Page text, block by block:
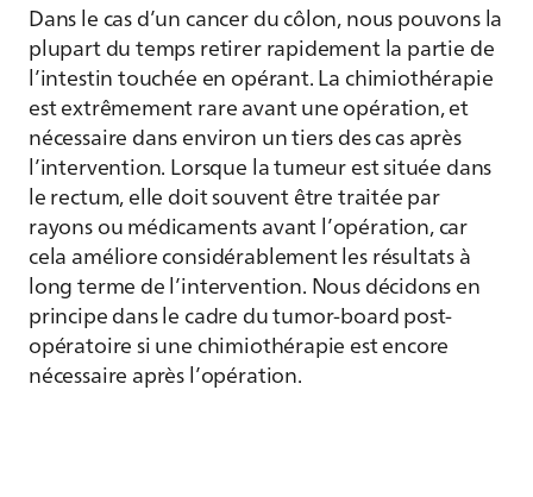
Dans le cas d’un cancer du côlon, nous pouvons la
plupart du temps retirer rapidement la partie de
l’intestin touchée en opérant. La chimiothérapie
est extrêmement rare avant une opération, et
nécessaire dans environ un tiers des cas après
l’intervention. Lorsque la tumeur est située dans
le rectum, elle doit souvent être traitée par
rayons ou médicaments avant l’opération, car
cela améliore considérablement les résultats à
long terme de l’intervention. Nous décidons en
principe dans le cadre du tumor-board post-
opératoire si une chimiothérapie est encore
nécessaire après l’opération.